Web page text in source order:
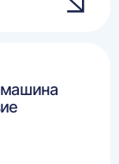
машина